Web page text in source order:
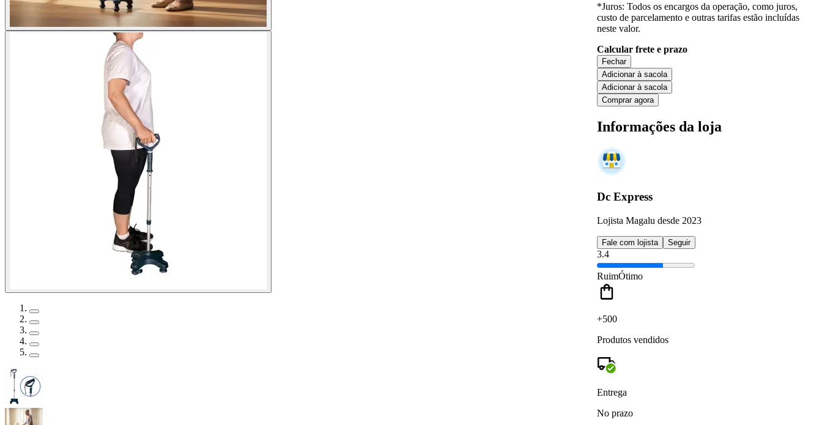
*Juros: Todos os encargos da operação, como juros,
custo de parcelamento e outras tarifas estão incluídas
neste valor.
Calcular frete e prazo
Fechar
Adicionar à sacola
Adicionar à sacola
Comprar agora
Informações da loja
Dc Express
Lojista Magalu desde 2023
Fale com lojista Seguir
3.4
RuimÓtimo
+500
Produtos vendidos
Entrega
No prazo